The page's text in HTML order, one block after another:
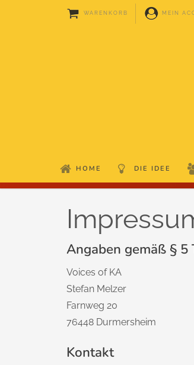
WARENKORB MEIN
HOME DIE IDEE
Angaben gemäß § 5
Voices of KA
Stefan Melzer
Farnweg 20
76448 Durmersheim
Kontakt